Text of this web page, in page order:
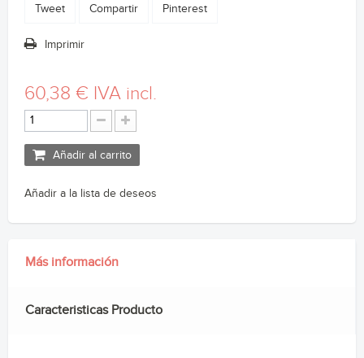
Tweet Compartir Pinterest
Imprimir
60,38 € IVA incl.
Añadir al carrito
Añadir a la lista de deseos
Más información
Caracteristicas Producto